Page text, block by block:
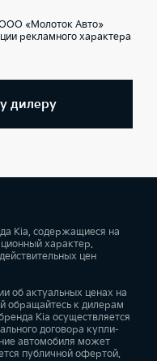
«Молоток Авто»
рекламного характера
дилеру
Kia, содержащиеся на
характер.
цен
об актуальных ценах на
обращайтесь к дилерам
Kia осуществляется
договора купли-
автомобиля может
публичной офертой.